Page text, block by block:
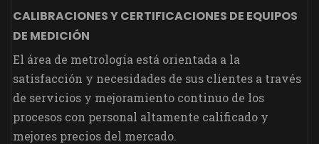
CALIBRACIONES Y CERTIFICACIONES DE EQUIPOS
DE MEDICIÓN
El área de metrología está orientada a la
satisfacción y necesidades de sus clientes a través
de servicios y mejoramiento continuo de los
procesos con personal altamente calificado y
mejores precios del mercado.